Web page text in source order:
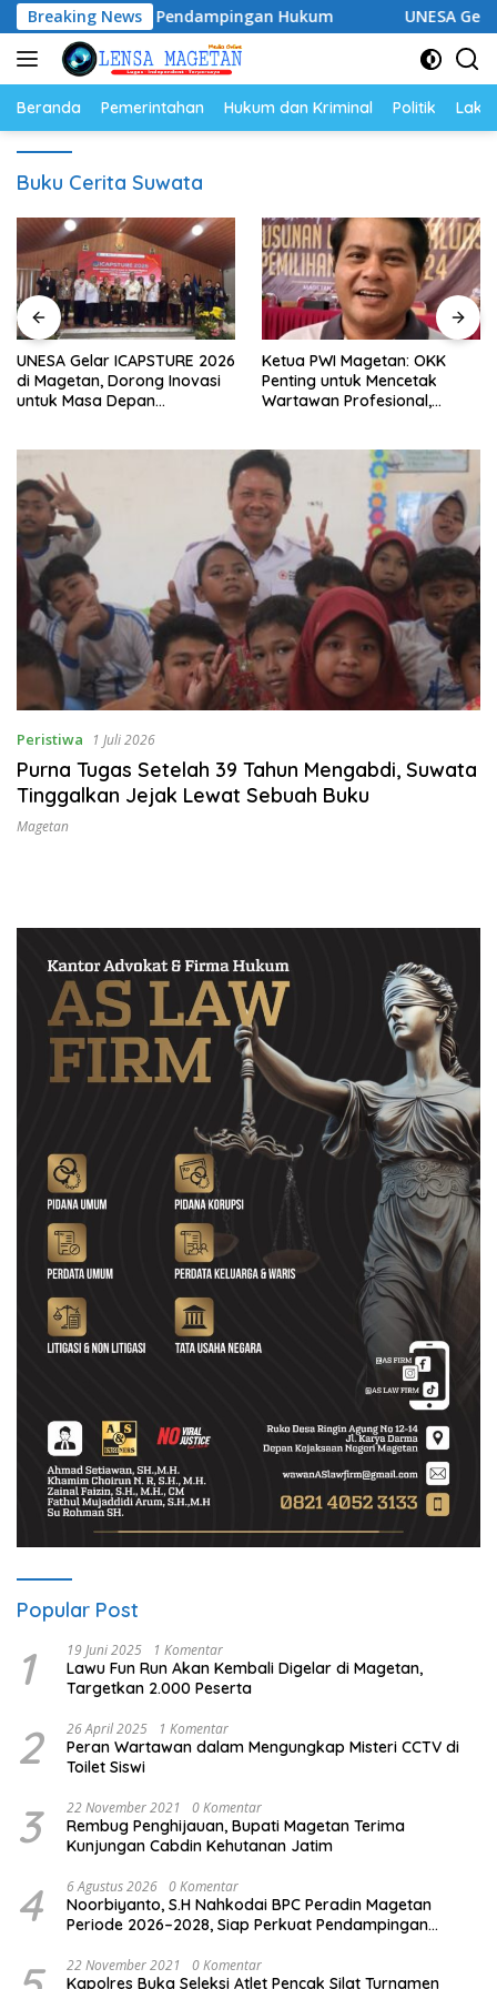
Langsung
ke
konten
Breaking News
Perkuat Pendampingan Hukum UNESA Gelar
Beranda Pemerintahan Hukum dan Kriminal Politik
Buku Cerita Suwata
UNESA Gelar ICAPSTURE 2026
di Magetan, Dorong Inovasi
untuk Masa Depan
Ketua PWI Magetan: OKK
Penting untuk Mencetak
Wartawan Profesional,
Peristiwa 1 Juli 2026
Purna Tugas Setelah 39 Tahun Mengabdi, Suwata
Tinggalkan Jejak Lewat Sebuah Buku
Magetan
Popular Post
1 19 Juni 2025 1 Komentar
Lawu Fun Run Akan Kembali Digelar di Magetan,
Targetkan 2.000 Peserta
2 26 April 2025 1 Komentar
Peran Wartawan dalam Mengungkap Misteri CCTV di
Toilet Siswi
3 22 November 2021 0 Komentar
Rembug Penghijauan, Bupati Magetan Terima
Kunjungan Cabdin Kehutanan Jatim
4 6 Agustus 2026 0 Komentar
Noorbiyanto, S.H Nahkodai BPC Peradin Magetan
Periode 2026–2028, Siap Perkuat Pendampingan
22 November 2021 0 Komentar
Kapolres Buka Seleksi Atlet Pencak Silat Turnamen